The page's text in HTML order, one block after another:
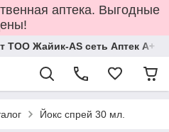
аптека. Выгодные
ТОО Жайик-AS сеть Аптек А+
Йокс спрей 30 мл.